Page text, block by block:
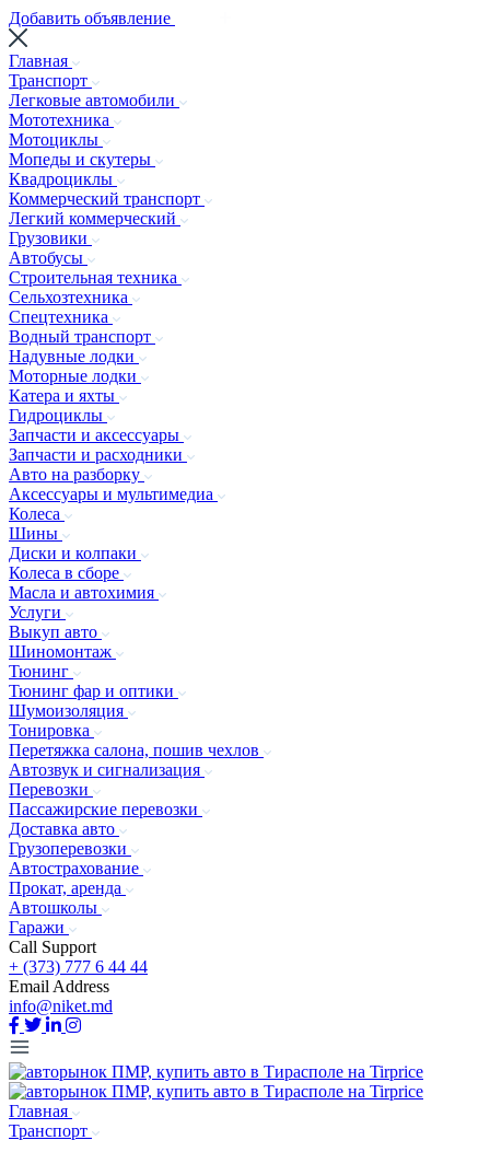
Добавить объявление
Главная
Транспорт
Легковые автомобили
Мототехника
Мотоциклы
Мопеды и скутеры
Квадроциклы
Коммерческий транспорт
Легкий коммерческий
Грузовики
Автобусы
Строительная техника
Сельхозтехника
Спецтехника
Водный транспорт
Надувные лодки
Моторные лодки
Катера и яхты
Гидроциклы
Запчасти и аксессуары
Запчасти и расходники
Авто на разборку
Аксессуары и мультимедиа
Колеса
Шины
Диски и колпаки
Колеса в сборе
Масла и автохимия
Услуги
Выкуп авто
Шиномонтаж
Тюнинг
Тюнинг фар и оптики
Шумоизоляция
Тонировка
Перетяжка салона, пошив чехлов
Автозвук и сигнализация
Перевозки
Пассажирские перевозки
Доставка авто
Грузоперевозки
Автострахование
Прокат, аренда
Автошколы
Гаражи
Call Support
+ (373) 777 6 44 44
Email Address
info@niket.md
Главная
Транспорт